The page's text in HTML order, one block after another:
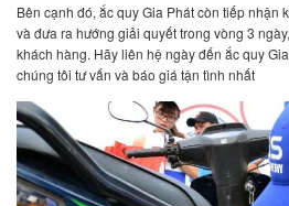
Bên cạnh đó, ắc quy Gia Phát còn tiếp nhận
và đưa ra hướng giải quyết trong vòng 3
khách hàng. Hãy liên hệ ngày đến ắc quy
chúng tôi tư vấn và báo giá tận tình nhất